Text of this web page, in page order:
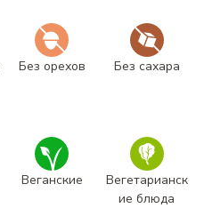
Без орехов Без сахара
Веганские
Вегетарианск
ие блюда